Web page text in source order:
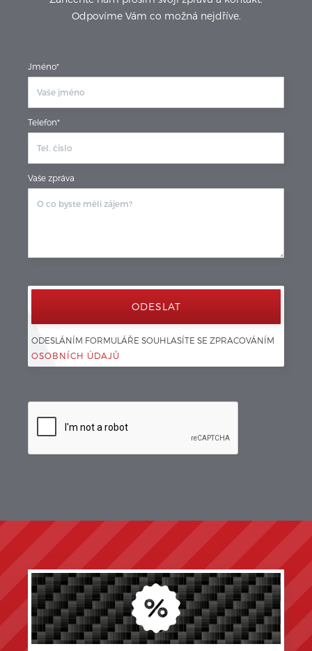
Odpovíme Vám co možná nejdříve.
Jméno*
Telefon*
Vaše zpráva
ODESLÁNÍM FORMULÁŘE SOUHLASÍTE SE ZPRACOVÁNÍM
OSOBNÍCH ÚDAJŮ